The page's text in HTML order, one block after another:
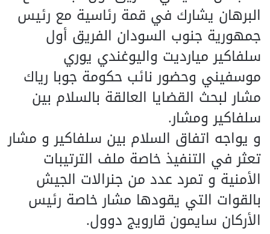
البرهان يشارك في قمة رئاسية مع رئيس
جمهورية جنوب السودان الفريق أول
سلفاكير ميارديت واليوغندي يوري
موسفيني وحضور نائب حكومة جوبا رياك
مشار لبحث القضايا العالقة بالسلام بين
سلفاكير ومشار.
و يواجه اتفاق السلام بين سلفاكير و مشار
تعثر في التنفيذ خاصة ملف الترتيبات
الأمنية و تمرد عدد من جنرالات الجيش
بالقوات التي يقودها مشار خاصة رئيس
الأركان سايمون قارويج دوول.